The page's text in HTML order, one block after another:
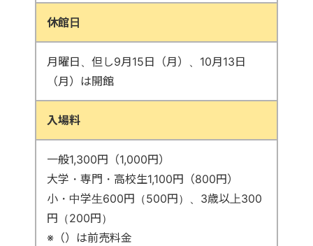
休館日
月曜日、但し9月15日（月）、10月13日
（月）は開館
入場料
一般1,300円（1,000円）
大学・専門・高校生1,100円（800円）
小・中学生600円（500円）、3歳以上300
円（200円）
※（）は前売料金